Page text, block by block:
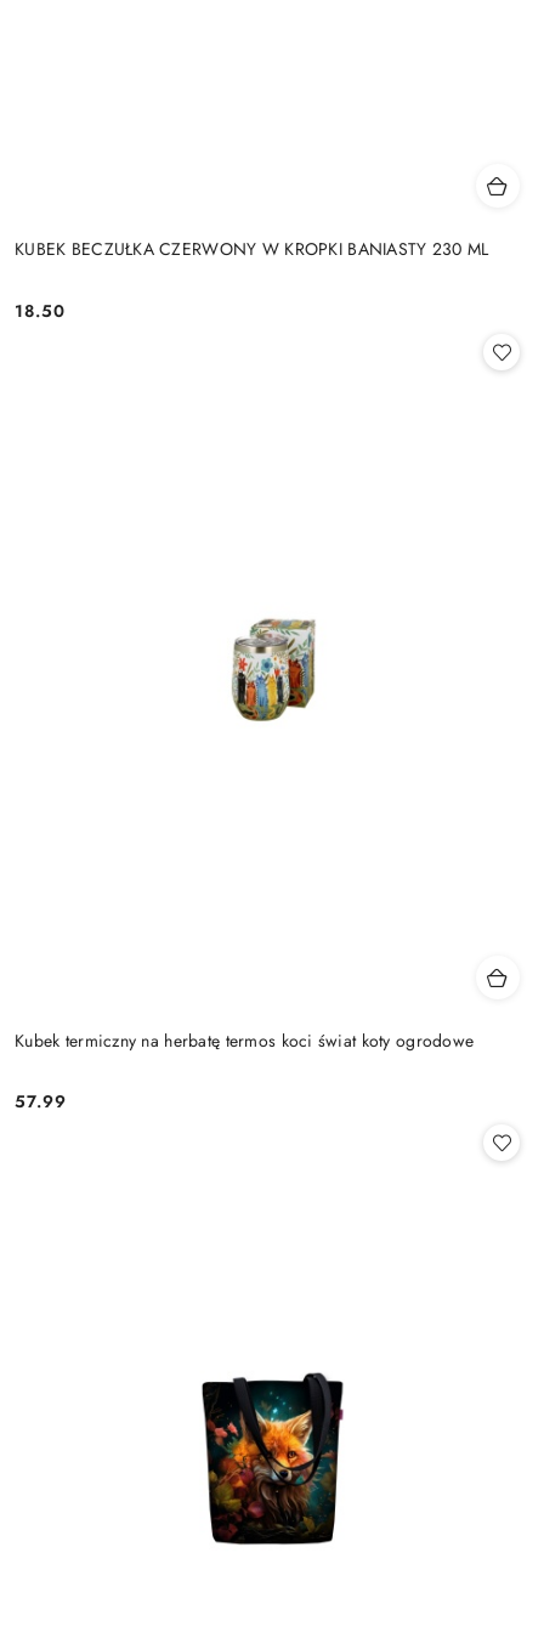
KUBEK BECZUŁKA CZERWONY W KROPKI BANIASTY 230 ML
Cena:
18.50
Kubek termiczny na herbatę termos koci świat koty ogrodowe
Cena:
57.99